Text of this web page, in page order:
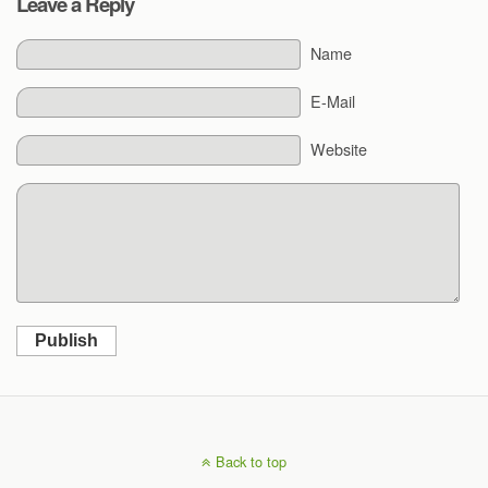
Name
E-Mail
Website
Publish
Back to top